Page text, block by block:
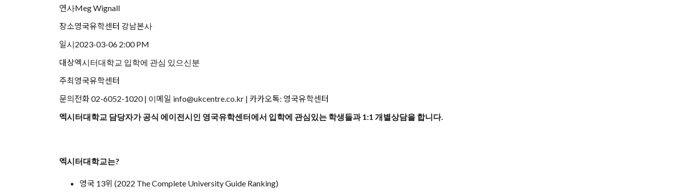
연사Meg Wignall
장소영국유학센터 강남본사
일시2023-03-06 2:00 PM
대상엑시터대학교 입학에 관심 있으신분
주최영국유학센터
문의전화 02-6052-1020 | 이메일 info@ukcentre.co.kr | 카카오톡: 영국유학센터
엑시터대학교 담당자가 공식 에이전시인 영국유학센터에서 입학에 관심있는 학생들과 1:1 개별상담을 합니다.
엑시터대학교는?
영국 13위 (2022 The Complete University Guide Ranking)